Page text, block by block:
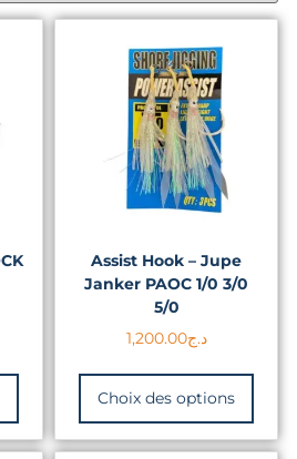
Assist Hook – Jupe
Janker PAOC 1/0 3/0
5/0
د.ج1,200.00
Choix des options